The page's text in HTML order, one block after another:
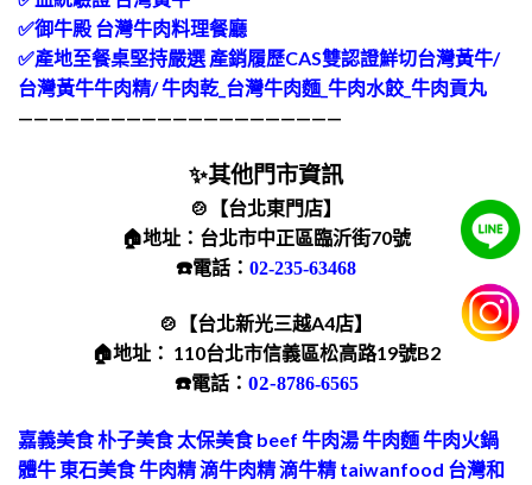
✅御牛殿 台灣牛肉料理餐廳
✅產地至餐桌堅持嚴選 產銷履歷CAS雙認證鮮切台灣黃牛/
台灣黃牛牛肉精/ 牛肉乾_台灣牛肉麵_牛肉水餃_牛肉貢丸
—————————————————————
✨其他門市資訊
🍲【台北東門店】
🏠地址：台北市中正區臨沂街70號
☎️電話： 02-235-63468
🍲【台北新光三越A4店】
🏠地址： 110台北市信義區松高路19號B2
☎️電話： 02-8786-6565
嘉義美食 朴子美食 太保美食 beef 牛肉湯 牛肉麵 牛肉火鍋
體牛 東石美食 牛肉精 滴牛肉精 滴牛精 taiwanfood 台灣和